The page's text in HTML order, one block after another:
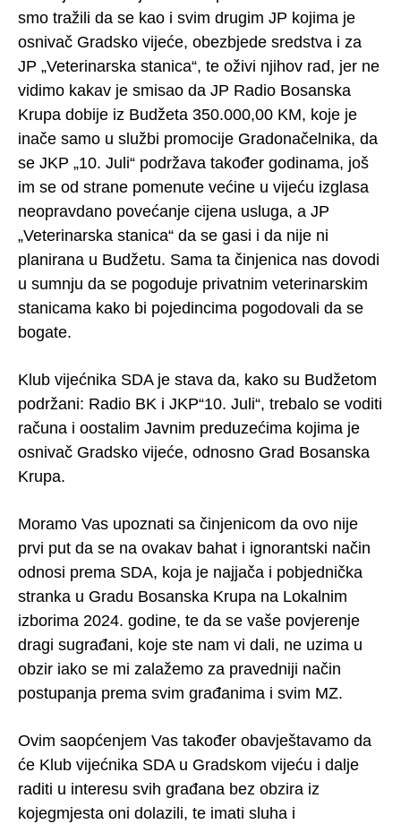
smo tražili da se kao i svim drugim JP kojima je
osnivač Gradsko vijeće, obezbjede sredstva i za
JP „Veterinarska stanica“, te oživi njihov rad, jer ne
vidimo kakav je smisao da JP Radio Bosanska
Krupa dobije iz Budžeta 350.000,00 KM, koje je
inače samo u službi promocije Gradonačelnika, da
se JKP „10. Juli“ podržava također godinama, još
im se od strane pomenute većine u vijeću izglasa
neopravdano povećanje cijena usluga, a JP
„Veterinarska stanica“ da se gasi i da nije ni
planirana u Budžetu. Sama ta činjenica nas dovodi
u sumnju da se pogoduje privatnim veterinarskim
stanicama kako bi pojedincima pogodovali da se
bogate.
Klub vijećnika SDA je stava da, kako su Budžetom
podržani: Radio BK i JKP“10. Juli“, trebalo se voditi
računa i oostalim Javnim preduzećima kojima je
osnivač Gradsko vijeće, odnosno Grad Bosanska
Krupa.
Moramo Vas upoznati sa činjenicom da ovo nije
prvi put da se na ovakav bahat i ignorantski način
odnosi prema SDA, koja je najjača i pobjednička
stranka u Gradu Bosanska Krupa na Lokalnim
izborima 2024. godine, te da se vaše povjerenje
dragi sugrađani, koje ste nam vi dali, ne uzima u
obzir iako se mi zalažemo za pravedniji način
postupanja prema svim građanima i svim MZ.
Ovim saopćenjem Vas također obavještavamo da
će Klub vijećnika SDA u Gradskom vijeću i dalje
raditi u interesu svih građana bez obzira iz
kojegmjesta oni dolazili, te imati sluha i